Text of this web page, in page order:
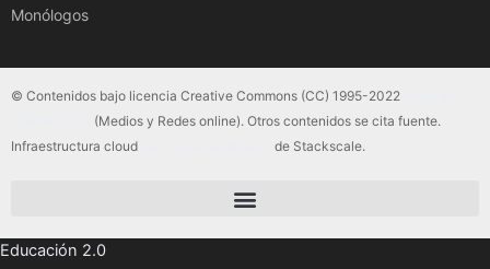
Monólogos
© Contenidos bajo licencia Creative Commons (CC) 1995-2022
(Medios y Redes online). Otros contenidos se cita fuente.
Infraestructura cloud
de Stackscale.
Educación 2.0